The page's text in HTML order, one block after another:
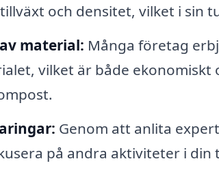
och densitet, vilket i sin
material: Många företag
vilket är både ekonomiskt
Genom att anlita
på andra aktiviteter i din